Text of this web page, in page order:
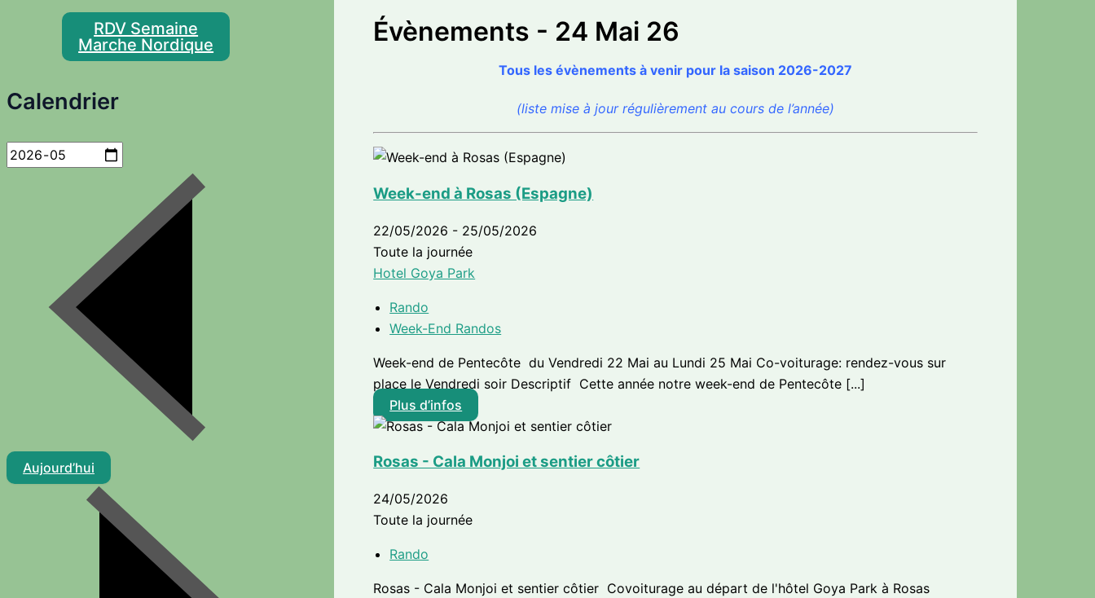
RDV Semaine
Marche Nordique
Calendrier
Aujourd’hui
Évènements - 24 Mai 26
Tous les évènements à venir pour la saison 2026-2027
(liste mise à jour régulièrement au cours de l’année)
Week-end à Rosas (Espagne)
22/05/2026 - 25/05/2026
Toute la journée
Hotel Goya Park
Rando
Week-End Randos
Week-end de Pentecôte du Vendredi 22 Mai au Lundi 25 Mai Co-voiturage: rendez-vous sur
place le Vendredi soir Descriptif Cette année notre week-end de Pentecôte [...]
Plus d’infos
Rosas - Cala Monjoi et sentier côtier
24/05/2026
Toute la journée
Rando
Rosas - Cala Monjoi et sentier côtier Covoiturage au départ de l'hôtel Goya Park à Rosas